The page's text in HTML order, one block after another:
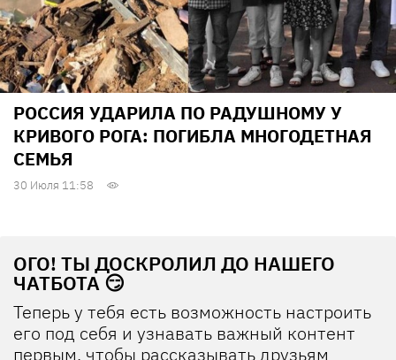
РОССИЯ УДАРИЛА ПО РАДУШНОМУ У
КРИВОГО РОГА: ПОГИБЛА МНОГОДЕТНАЯ
СЕМЬЯ
30 Июля 11:58
ОГО! ТЫ ДОСКРОЛИЛ ДО НАШЕГО
ЧАТБОТА 😏
Теперь у тебя есть возможность настроить
его под себя и узнавать важный контент
первым, чтобы рассказывать друзьям